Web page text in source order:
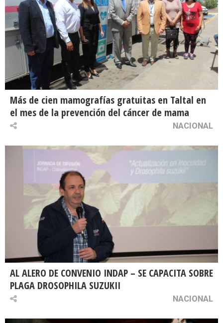
Más de cien mamografías gratuitas en Taltal en
el mes de la prevención del cáncer de mama
NACIONAL
AL ALERO DE CONVENIO INDAP – SE CAPACITA SOBRE
PLAGA DROSOPHILA SUZUKII
NACIONAL